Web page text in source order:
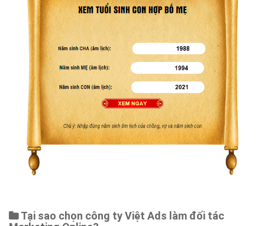
Tại sao chọn công ty Việt Ads làm đối tác